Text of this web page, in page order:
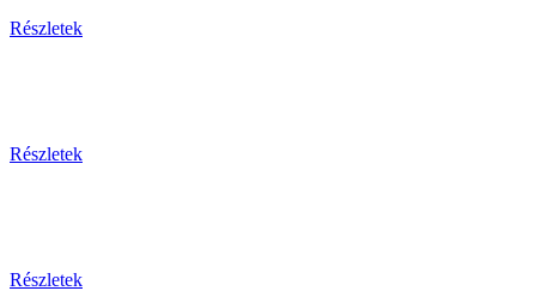
Részletek
Részletek
Részletek